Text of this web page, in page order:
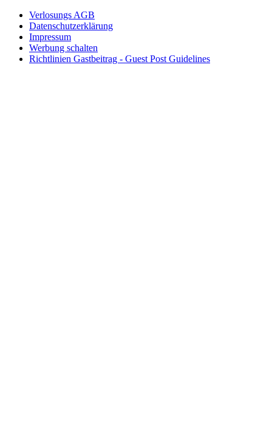
Verlosungs AGB
Datenschutzerklärung
Impressum
Werbung schalten
Richtlinien Gastbeitrag - Guest Post Guidelines